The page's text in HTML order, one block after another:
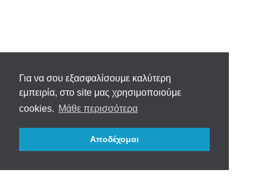
Για να σου εξασφαλίσουμε καλύτερη
εμπειρία, στο site μας χρησιμοποιούμε
cookies. Μάθε περισσότερα
Αποδέχομαι